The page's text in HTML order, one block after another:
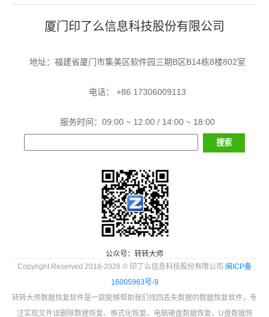
厦门印了么信息科技股份有限公司
地址：福建省厦门市集美区软件园三期B区B14栋8楼802室
电话： +86 17306009113
服务时间：09:00 ~ 12:00 / 14:00 ~ 18:00
公众号：转转大师
Copyright Reserved 2018-2026 © 印了么信息科技股份有限公司 闽ICP备
16005963号-9
转转大师数据恢复软件是一款能够帮助我们找回丢失数据的数据恢复软件，专
注实现文件误删除数据恢复、格式化恢复、电脑硬盘数据恢复、U盘数据恢